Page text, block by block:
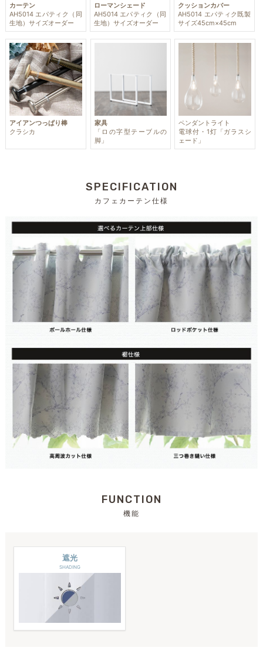
カーテン
AH5014 エパティク（同
生地）サイズオーダー
ローマンシェード
AH5014 エパティク（同
生地）サイズオーダー
クッションカバー
AH5014 エパティク既製
サイズ45cm×45cm
アイアンつっぱり棒
クラシカ
家具
「ロの字型テーブルの
脚」
ペンダントライト
電球付・1灯「ガラスシ
ェード」
SPECIFICATION
カフェカーテン仕様
FUNCTION
機能
遮光
SHADING